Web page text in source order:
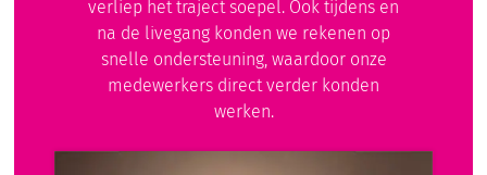
verliep het traject soepel. Ook tijdens en
na de livegang konden we rekenen op
snelle ondersteuning, waardoor onze
medewerkers direct verder konden
werken.